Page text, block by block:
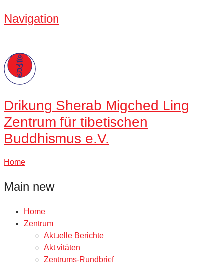
Navigation
Drikung Sherab Migched Ling
Zentrum für tibetischen
Buddhismus e.V.
Home
Main new
Home
Zentrum
Aktuelle Berichte
Aktivitäten
Zentrums-Rundbrief